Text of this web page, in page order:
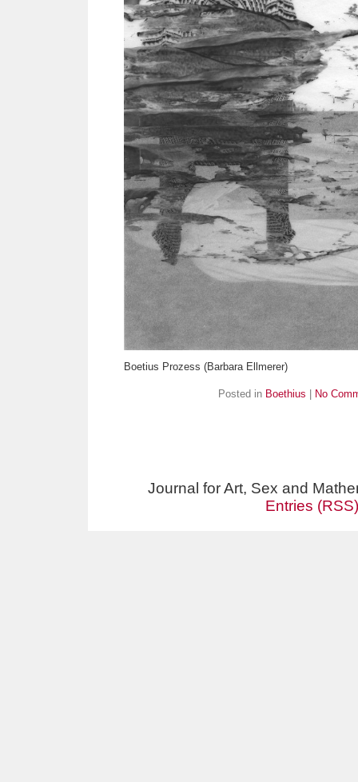
Boetius Prozess (Barbara Ellmerer)
Posted in Boethius No
Journal for Art, Sex and
Entries (RSS)